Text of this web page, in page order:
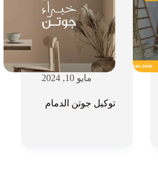
مايو 10, 2024
توكيل جوتن الدمام